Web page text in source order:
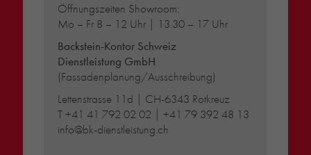
Öffnungszeiten Showroom:
Mo – Fr 8 – 12 Uhr | 13.30 – 17 Uhr
Backstein-Kontor Schweiz
Dienstleistung GmbH
(Fassadenplanung/Ausschreibung)
Lettenstrasse 11d | CH-6343 Rotkreuz
T+41 41 792 02 02 |+41 79 392 48 13
info@bk-dienstleistung.ch